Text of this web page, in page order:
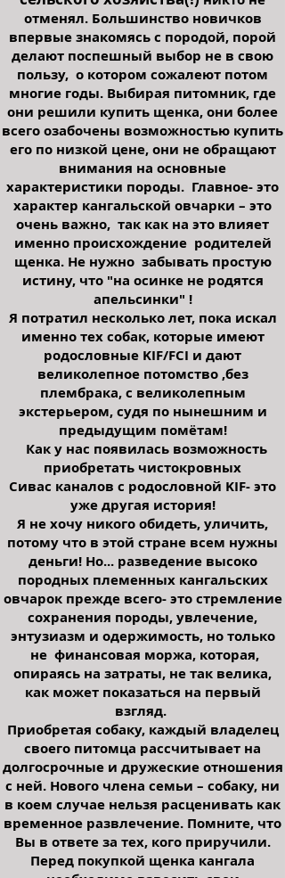
отменял. Большинство новичков
впервые знакомясь с породой, порой
делают поспешный выбор не в свою
пользу, о котором сожалеют потом
многие годы. Выбирая питомник, где
они решили купить щенка, они более
всего озабочены возможностью купить
его по низкой цене, они не обращают
внимания на основные
характеристики породы. Главное- это
характер кангальской овчарки – это
очень важно, так как на это влияет
именно происхождение родителей
щенка. Не нужно забывать простую
истину, что "на осинке не родятся
апельсинки" !
Я потратил несколько лет, пока искал
именно тех собак, которые имеют
родословные KIF/FCI и дают
великолепное потомство ,без
плембрака, с великолепным
экстерьером, судя по нынешним и
предыдущим помётам!
Как у нас появилась возможность
приобретать чистокровных
Сивас каналов с родословной KIF- это
уже другая история!
Я не хочу никого обидеть, уличить,
потому что в этой стране всем нужны
деньги! Но... разведение высоко
породных племенных кангальских
овчарок прежде всего- это стремление
сохранения породы, увлечение,
энтузиазм и одержимость, но только
не финансовая моржа, которая,
опираясь на затраты, не так велика,
как может показаться на первый
взгляд.
Приобретая собаку, каждый владелец
своего питомца рассчитывает на
долгосрочные и дружеские отношения
с ней. Нового члена семьи – собаку, ни
в коем случае нельзя расценивать как
временное развлечение. Помните, что
Вы в ответе за тех, кого приручили.
Перед покупкой щенка кангала